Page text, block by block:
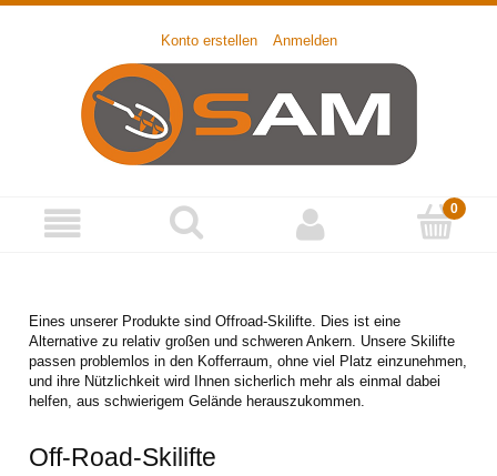
Konto erstellen Anmelden
Eines unserer Produkte sind Offroad-Skilifte. Dies ist eine
Alternative zu relativ großen und schweren Ankern. Unsere Skilifte
passen problemlos in den Kofferraum, ohne viel Platz einzunehmen,
und ihre Nützlichkeit wird Ihnen sicherlich mehr als einmal dabei
helfen, aus schwierigem Gelände herauszukommen.
Off-Road-Skilifte